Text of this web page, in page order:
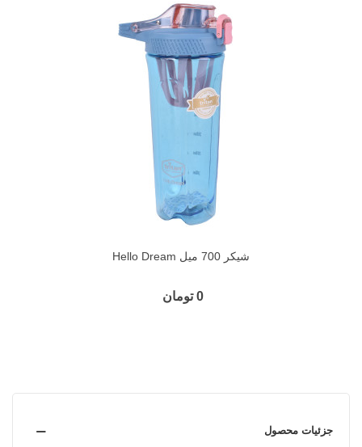
شیکر 700 میل Hello Dream
0 تومان
جزئیات محصول